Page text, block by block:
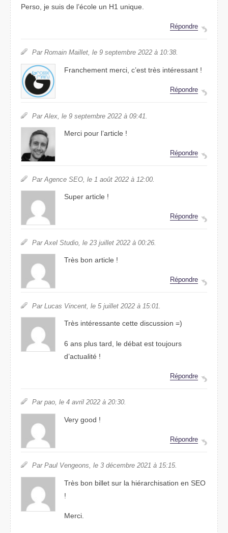
Perso, je suis de l’école un H1 unique.
Répondre
Par Romain Maillet, le 9 septembre 2022 à 10:38.
Franchement merci, c’est très intéressant !
Répondre
Par Alex, le 9 septembre 2022 à 09:41.
Merci pour l’article !
Répondre
Par Agence SEO, le 1 août 2022 à 12:00.
Super article !
Répondre
Par Axel Studio, le 23 juillet 2022 à 00:26.
Très bon article !
Répondre
Par Lucas Vincent, le 5 juillet 2022 à 15:01.
Très intéressante cette discussion =)
6 ans plus tard, le débat est toujours
d’actualité !
Répondre
Par pao, le 4 avril 2022 à 20:30.
Very good !
Répondre
Par Paul Vengeons, le 3 décembre 2021 à 15:15.
Très bon billet sur la hiérarchisation en SEO
!
Merci.